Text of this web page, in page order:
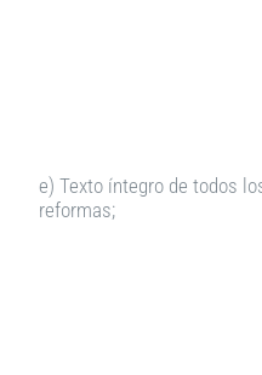
e) Texto íntegro de todos
reformas;